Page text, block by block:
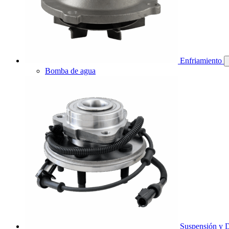
Enfriamiento
Bomba de agua
Suspensión y